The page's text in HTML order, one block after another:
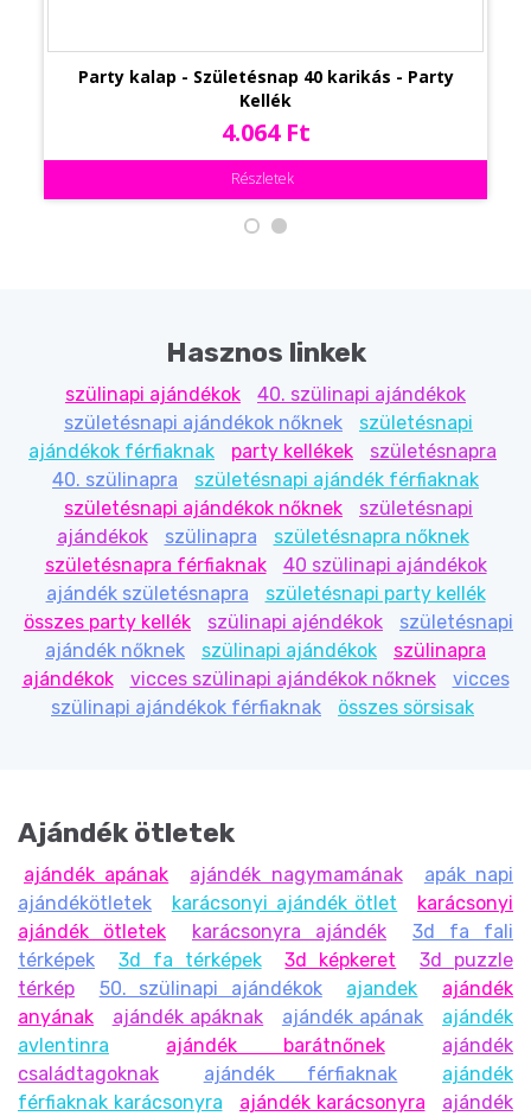
Party kalap - Születésnap 40 karikás - Party
Kellék
4.064 Ft
Részletek
Hasznos linkek
szülinapi ajándékok
40. szülinapi ajándékok
születésnapi ajándékok nőknek
születésnapi
ajándékok férfiaknak
party kellékek
születésnapra
40. szülinapra
születésnapi ajándék férfiaknak
születésnapi ajándékok nőknek
születésnapi
ajándékok
szülinapra
születésnapra nőknek
születésnapra férfiaknak
40 szülinapi ajándékok
ajándék születésnapra
születésnapi party kellék
összes party kellék
szülinapi ajéndékok
születésnapi
ajándék nőknek
szülinapi ajándékok
szülinapra
ajándékok
vicces szülinapi ajándékok nőknek
vicces
szülinapi ajándékok férfiaknak
összes sörsisak
Ajándék ötletek
ajándék apának ajándék nagymamának
apák napi
ajándékötletek
karácsonyi ajándék ötlet
karácsonyi
ajándék ötletek
karácsonyra ajándék
3d fa fali
térképek
3d fa térképek 3d képkeret
3d puzzle
térkép
50. szülinapi ajándékok ajandek
ajándék
anyának
ajándék apáknak ajándék apának
ajándék
avlentinra
ajándék barátnőnek
ajándék
családtagoknak
ajándék férfiaknak
ajándék
férfiaknak karácsonyra
ajándék karácsonyra
ajándék